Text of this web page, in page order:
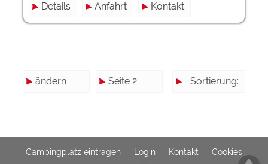
Details Anfahrt Kontakt
ändern Seite 2 Sortierung:
Campingplatz eintragen Login Kontakt
Cookies